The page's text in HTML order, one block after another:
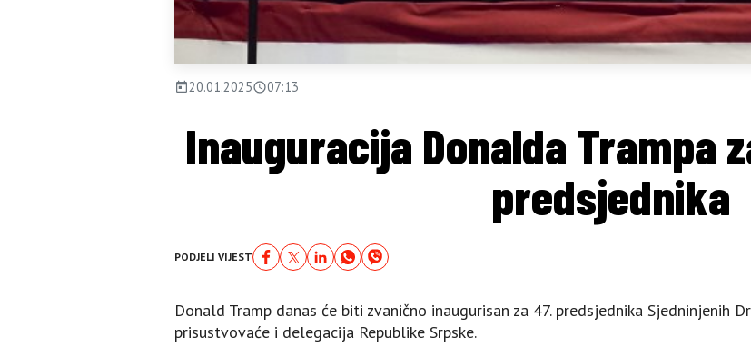
20.01.2025 07:13
Inauguracija Donalda Trampa
predsjednika
PODJELI VIJEST
Donald Tramp danas će biti zvanično inaugurisan za 47. predsjednika Sjedninjenih
prisustvovaće i delegacija Republike Srpske.